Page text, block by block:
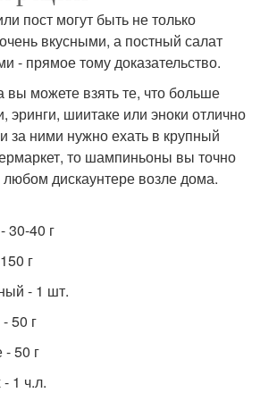
пост могут быть не только
вкусными, а постный салат
- прямое тому доказательство.
вы можете взять те, что больше
эринги, шиитаке или эноки отлично
за ними нужно ехать в крупный
то шампиньоны вы точно
любом дискаунтере возле дома.
30-40 г
г
- 1 шт.
50 г
50 г
1 ч.л.